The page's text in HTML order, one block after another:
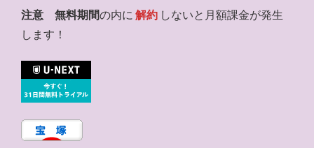
注意 無料期間の内に 解約 しないと月額課金が発生
します！